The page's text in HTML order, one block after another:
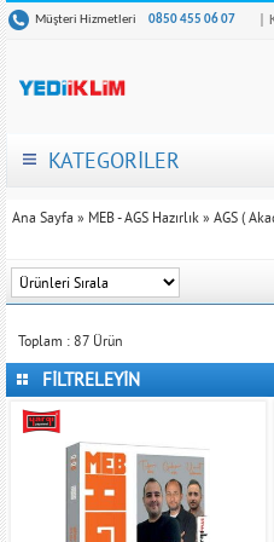
Müşteri Hizmetleri 0850 455 06 07 |
KATEGORİLER
Ana Sayfa » MEB - AGS Hazırlık » AGS (
Toplam : 87 Ürün
FİLTRELEYİN